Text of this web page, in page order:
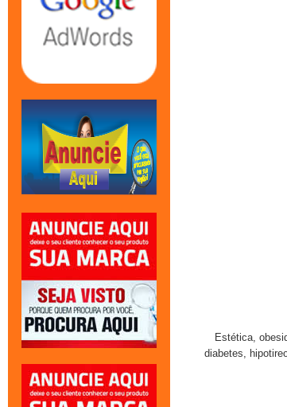
Estética,
diabetes,